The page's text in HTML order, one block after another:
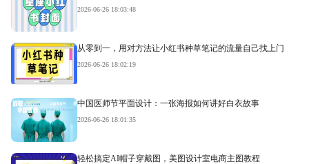
2026-06-26 18:03:48
从零到一，用对方法让小红书种草笔记的流量自己找上门
2026-06-26 18:02:19
中国医师节平面设计：一张海报如何讲好白衣故事
2026-06-26 18:01:35
轻松搞定AI帽子穿戴图，美图设计室电商主图教程